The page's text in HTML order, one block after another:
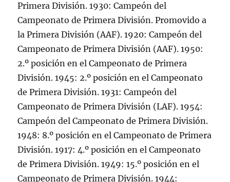
Primera División. 1930: Campeón del
Campeonato de Primera División. Promovido a
la Primera División (AAF). 1920: Campeón del
Campeonato de Primera División (AAF). 1950:
2.º posición en el Campeonato de Primera
División. 1945: 2.º posición en el Campeonato
de Primera División. 1931: Campeón del
Campeonato de Primera División (LAF). 1954:
Campeón del Campeonato de Primera División.
1948: 8.º posición en el Campeonato de Primera
División. 1917: 4.º posición en el Campeonato
de Primera División. 1949: 15.º posición en el
Campeonato de Primera División. 1944: